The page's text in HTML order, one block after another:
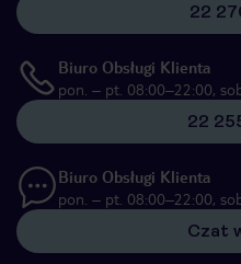
22
Biuro Obsługi Klienta
pon. – pt. 08:00–22:00,
22
Biuro Obsługi Klienta
pon. – pt. 08:00–22:00,
Czat